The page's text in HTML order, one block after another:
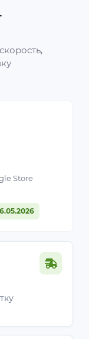
Store